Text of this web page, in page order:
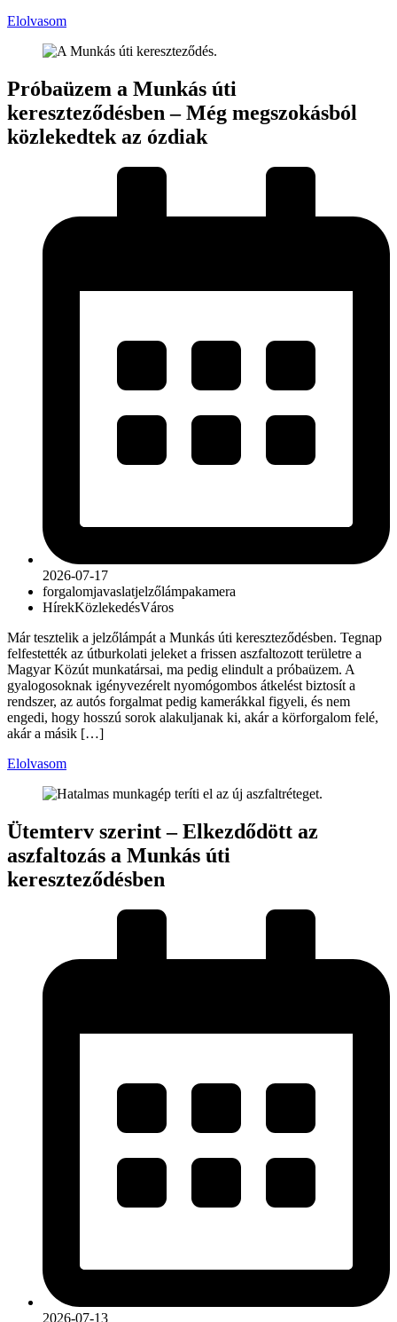
Elolvasom
Próbaüzem a Munkás úti
kereszteződésben – Még megszokásból
közlekedtek az ózdiak
2026-07-17
forgalomjavaslatjelzőlámpakamera
HírekKözlekedésVáros
Már tesztelik a jelzőlámpát a Munkás úti kereszteződésben. Tegnap
felfestették az útburkolati jeleket a frissen aszfaltozott területre a
Magyar Közút munkatársai, ma pedig elindult a próbaüzem. A
gyalogosoknak igényvezérelt nyomógombos átkelést biztosít a
rendszer, az autós forgalmat pedig kamerákkal figyeli, és nem
engedi, hogy hosszú sorok alakuljanak ki, akár a körforgalom felé,
akár a másik […]
Elolvasom
Ütemterv szerint – Elkezdődött az
aszfaltozás a Munkás úti
kereszteződésben
2026-07-13